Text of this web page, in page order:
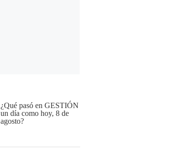
¿Qué pasó en GESTIÓN
un día como hoy, 8 de
agosto?